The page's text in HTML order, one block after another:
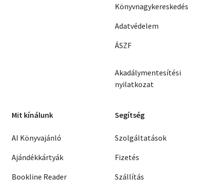
Könyvnagykereskedés
Adatvédelem
ÁSZF
Akadálymentesítési
nyilatkozat
Mit kínálunk
AI Könyvajánló
Ajándékkártyák
Bookline Reader
Segítség
Szolgáltatások
Fizetés
Szállítás